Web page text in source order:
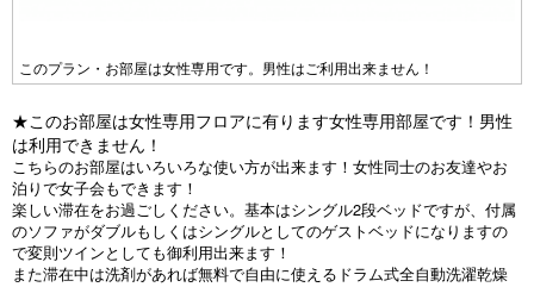
このプラン・お部屋は女性専用です。男性はご利用出来ません！
★このお部屋は女性専用フロアに有ります女性専用部屋です！男性
は利用できません！
こちらのお部屋はいろいろな使い方が出来ます！女性同士のお友達やお
泊りで女子会もできます！
楽しい滞在をお過ごしください。基本はシングル2段ベッドですが、付属
のソファがダブルもしくはシングルとしてのゲストベッドになりますの
で変則ツインとしても御利用出来ます！
また滞在中は洗剤があれば無料で自由に使えるドラム式全自動洗濯乾燥